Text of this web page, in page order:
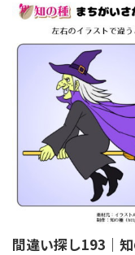
間違い探し193｜